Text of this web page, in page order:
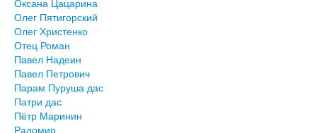
Олег Пятигорский
Олег Христенко
Отец Роман
Павел Надеин
Павел Петрович
Парам Пуруша дас
Патри дас
Пётр Маринин
Радомир